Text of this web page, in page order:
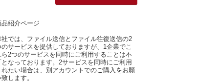
品紹介ページ
社では、ファイル送信とファイル往復送信の2
のサービスを提供しておりますが、1企業でこ
ら2つのサービスを同時にご利用することは不
となっております。2サービスを同時にご利用
れたい場合は、別アカウントでのご購入をお願
します。